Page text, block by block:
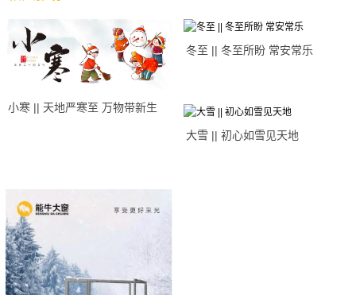
小寒 || 天地严寒至 万物带新生
冬至 || 冬至所盼 常安常乐
大雪 || 初心如雪见天地